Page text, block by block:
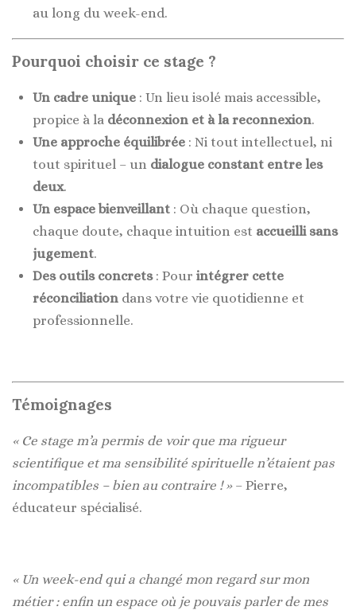
au long du week-end.
Pourquoi choisir ce stage ?
Un cadre unique: Un lieu isolé mais accessible,
propice à la déconnexion et à la reconnexion.
Une approche équilibrée: Ni tout intellectuel, ni
tout spirituel – un dialogue constant entre les
deux.
Un espace bienveillant: Où chaque question,
chaque doute, chaque intuition est accueilli sans
jugement.
Des outils concrets: Pour intégrer cette
réconciliationdans votre vie quotidienne et
professionnelle.
Témoignages
« Ce stage m’a permis de voir que ma rigueur
scientifique et ma sensibilité spirituelle n’étaient pas
incompatibles – bien au contraire ! »– Pierre,
éducateur spécialisé.
« Un week-end qui a changé mon regard sur mon
métier : enfin un espace où je pouvais parler de mes